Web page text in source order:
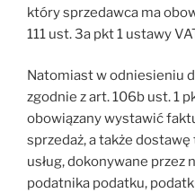
który sprzedawca ma
111 ust. 3a pkt 1 ustawy
Natomiast w odniesieniu
zgodnie z art. 106b ust. 1
obowiązany wystawić
sprzedaż, a także
usług, dokonywane przez
podatnika podatku,